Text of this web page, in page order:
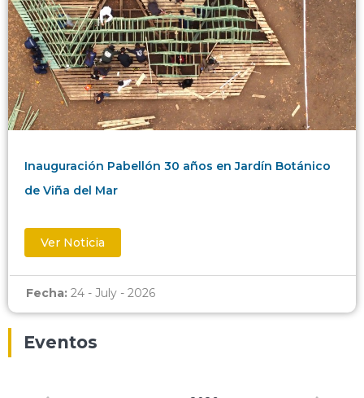
Inauguración Pabellón 30 años en Jardín Botánico
de Viña del Mar
Ver Noticia
Fecha: 24 - July - 2026
Eventos